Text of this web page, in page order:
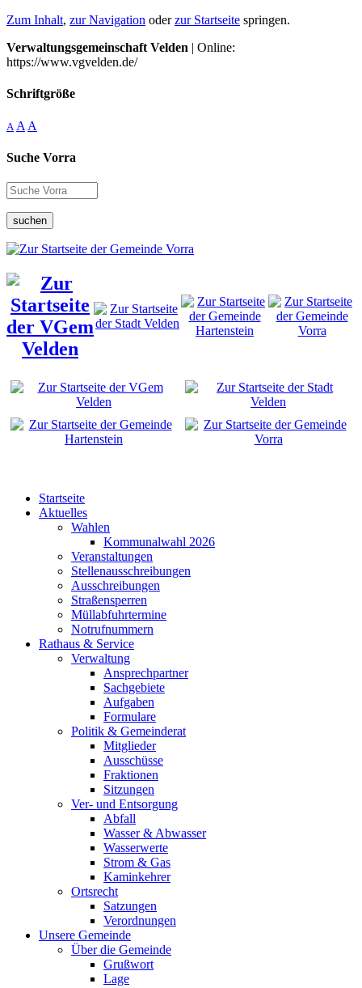
Zum Inhalt, zur Navigation oderzur Startseite springen.
Verwaltungsgemeinschaft Velden | Online:
https://www.vgvelden.de/
Schriftgröße
A A A
Suche Vorra
suchen
Startseite
Aktuelles
Wahlen
Kommunalwahl 2026
Veranstaltungen
Stellenausschreibungen
Ausschreibungen
Straßensperren
Müllabfuhrtermine
Notrufnummern
Rathaus & Service
Verwaltung
Ansprechpartner
Sachgebiete
Aufgaben
Formulare
Politik & Gemeinderat
Mitglieder
Ausschüsse
Fraktionen
Sitzungen
Ver- und Entsorgung
Abfall
Wasser & Abwasser
Wasserwerte
Strom & Gas
Kaminkehrer
Ortsrecht
Satzungen
Verordnungen
Unsere Gemeinde
Über die Gemeinde
Grußwort
Lage